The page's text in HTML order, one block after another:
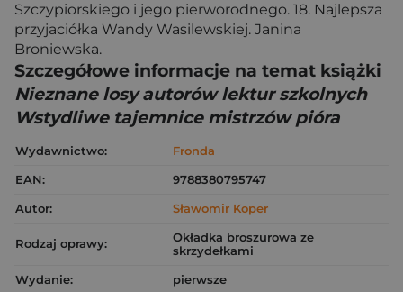
Szczypiorskiego i jego pierworodnego. 18. Najlepsza
przyjaciółka Wandy Wasilewskiej. Janina
Broniewska.
Szczegółowe informacje na temat książki
Nieznane losy autorów lektur szkolnych
Wstydliwe tajemnice mistrzów pióra
Wydawnictwo:
Fronda
EAN:
9788380795747
Autor:
Sławomir Koper
Rodzaj oprawy:
Okładka broszurowa ze
skrzydełkami
Wydanie:
pierwsze